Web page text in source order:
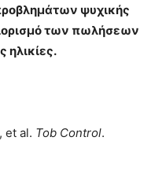
ψυχικής
των πωλήσεων
ηλικίες.
et al. Tob Control.